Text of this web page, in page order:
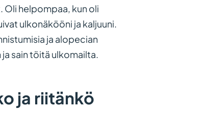
Oli helpompaa, kun oli
ulkonäkööni ja kaljuuni.
ja alopecian
sain töitä ulkomailta.
ja riitänkö